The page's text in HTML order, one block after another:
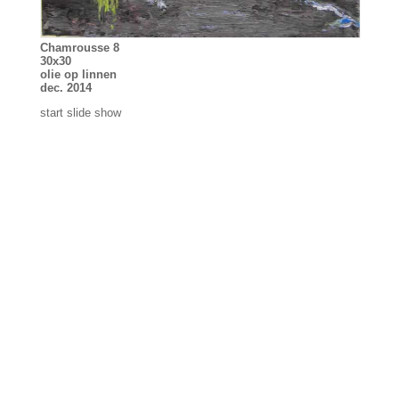
Chamrousse 8
30x30
olie op linnen
dec. 2014
start slide show